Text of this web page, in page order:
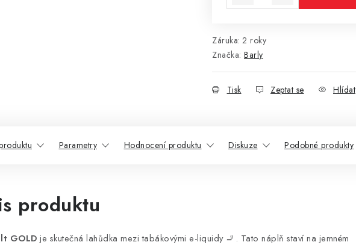
Záruka: 2 roky
Značka: Barly
Tisk Zeptat se Hlídat
Parametry Hodnocení produktu Diskuze Podobné produkty
produktu
GOLD je skutečná lahůdka mezi tabákovými e-liquidy 🚬. Tato náplň staví na jemném